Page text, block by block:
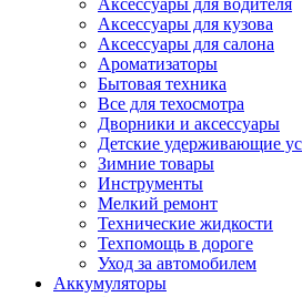
Аксессуары для водителя
Аксессуары для кузова
Аксессуары для салона
Ароматизаторы
Бытовая техника
Все для техосмотра
Дворники и аксессуары
Детские удерживающие
Зимние товары
Инструменты
Мелкий ремонт
Технические жидкости
Техпомощь в дороге
Уход за автомобилем
Аккумуляторы